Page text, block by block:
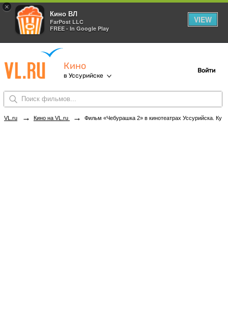
×
Кино ВЛ
FarPost LLC
FREE - In Google Play
VIEW
Кино
в Уссурийске
Войти
VL.ru → Кино на VL.ru → Фильм «Чебурашка 2» в кинотеатрах Уссурийска. Купить билеты!